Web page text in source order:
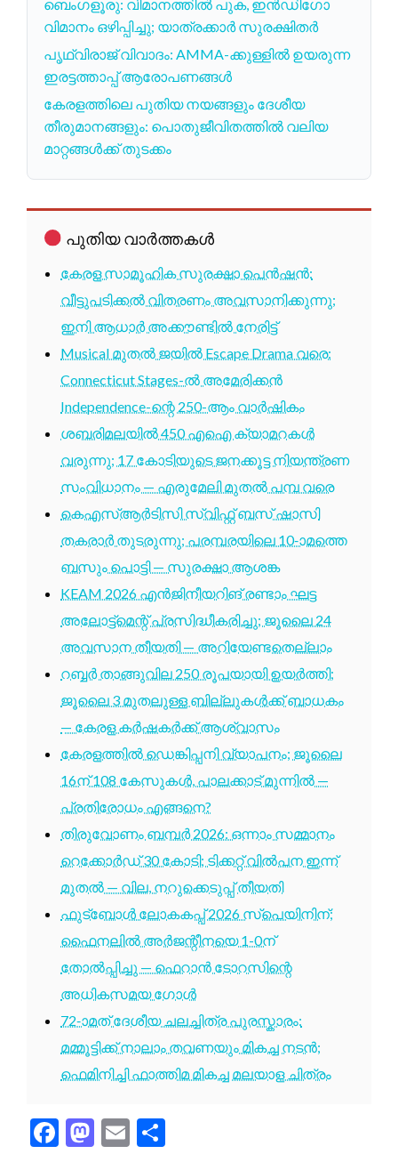
ബെംഗളൂരു: വിമാനത്തിൽ പുക, ഇൻഡിഗോ
വിമാനം ഒഴിപ്പിച്ചു; യാത്രക്കാർ സുരക്ഷിതർ
പൃഥ്വിരാജ് വിവാദം: AMMA-ക്കുള്ളിൽ ഉയരുന്ന
ഇരട്ടത്താപ്പ് ആരോപണങ്ങൾ
കേരളത്തിലെ പുതിയ നയങ്ങളും ദേശീയ
തീരുമാനങ്ങളും: പൊതുജീവിതത്തിൽ വലിയ
മാറ്റങ്ങൾക്ക് തുടക്കം
പുതിയ വാർത്തകൾ
കേരള സാമൂഹിക സുരക്ഷാ പെൻഷൻ:
വീട്ടുപടിക്കൽ വിതരണം അവസാനിക്കുന്നു;
ഇനി ആധാർ അക്കൗണ്ടിൽ നേരിട്ട്
Musical മുതൽ ജയിൽ Escape Drama വരെ:
Connecticut Stages-ൽ അമേരിക്കൻ
Independence-ന്റെ 250-ആം വാർഷികം
ശബരിമലയിൽ 450 എഐ ക്യാമറകൾ
വരുന്നു; 17 കോടിയുടെ ജനക്കൂട്ട നിയന്ത്രണ
സംവിധാനം — എരുമേലി മുതൽ പമ്പ വരെ
കെഎസ്ആർടിസി സ്വിഫ്റ്റ് ബസ് ഷാസി
തകരാർ തുടരുന്നു; പരമ്പരയിലെ 10-ാമത്തെ
ബസും പൊട്ടി — സുരക്ഷാ ആശങ്ക
KEAM 2026 എൻജിനീയറിങ് രണ്ടാം ഘട്ട
അലോട്ട്മെന്റ് പ്രസിദ്ധീകരിച്ചു; ജൂലൈ 24
അവസാന തീയതി — അറിയേണ്ടതെല്ലാം
റബ്ബർ താങ്ങുവില 250 രൂപയായി ഉയർത്തി;
ജൂലൈ 3 മുതലുള്ള ബില്ലുകൾക്ക് ബാധകം
— കേരള കർഷകർക്ക് ആശ്വാസം
കേരളത്തിൽ ഡെങ്കിപ്പനി വ്യാപനം; ജൂലൈ
16ന് 108 കേസുകൾ, പാലക്കാട് മുന്നിൽ —
പ്രതിരോധം എങ്ങനെ?
തിരുവോണം ബമ്പർ 2026: ഒന്നാം സമ്മാനം
റെക്കോർഡ് 30 കോടി; ടിക്കറ്റ് വിൽപന ഇന്ന്
മുതൽ — വില, നറുക്കെടുപ്പ് തീയതി
ഫുട്ബോൾ ലോകകപ്പ് 2026 സ്പെയിനിന്;
ഫൈനലിൽ അർജന്റീനയെ 1-0ന്
തോൽപ്പിച്ചു — ഫെറാൻ ടോറസിന്റെ
അധികസമയ ഗോൾ
72-ാമത് ദേശീയ ചലച്ചിത്ര പുരസ്കാരം:
മമ്മൂട്ടിക്ക് നാലാം തവണയും മികച്ച നടൻ;
ഫെമിനിച്ചി ഫാത്തിമ മികച്ച മലയാള ചിത്രം
Facebook
Mastodon
Email